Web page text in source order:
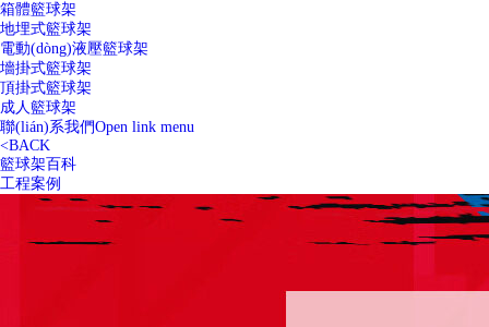
箱體籃球架
地埋式籃球架
電動(dòng)液壓籃球架
墻掛式籃球架
頂掛式籃球架
成人籃球架
聯(lián)系我們Open link menu
<BACK
籃球架百科
工程案例